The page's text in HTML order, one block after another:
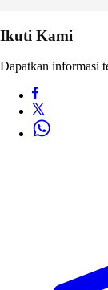
Ikuti Kami
Dapatkan informasi